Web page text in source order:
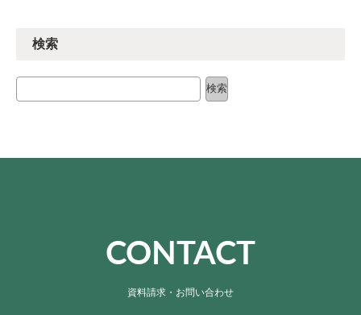
検索
検索
CONTACT
資料請求・お問い合わせ